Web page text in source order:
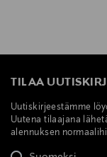
TILAA
Uutiskirjeestämme
Uutena tilaajana
alennuksen